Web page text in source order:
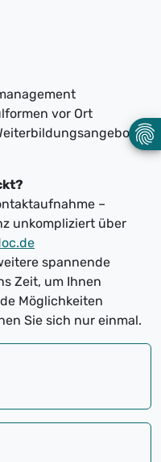
vor Ort
–
unkompliziert über
spannende
Zeit, um Ihnen
Möglichkeiten
Sie sich nur einmal.